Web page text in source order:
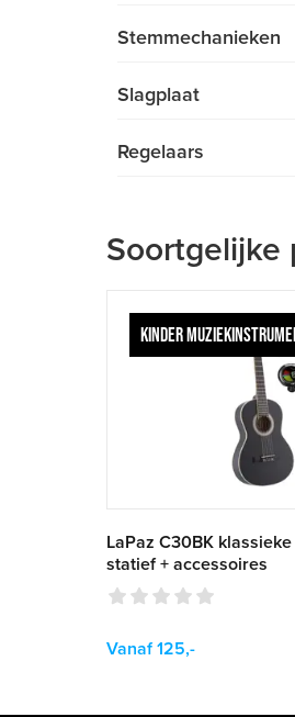
Stemmechanieken
Slagplaat
Regelaars
Soortgelijke
KINDER
LaPaz C30BK
statief + accessoires
Vanaf 125,-